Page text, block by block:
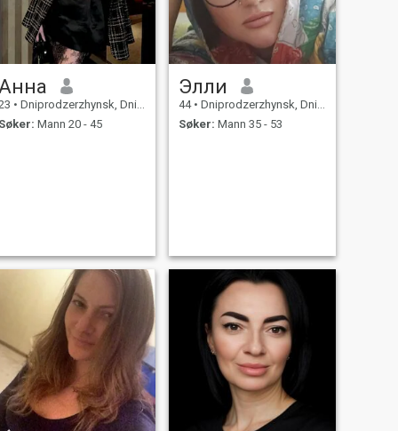
Анна
• Dniprodzerzhynsk, Dnipropetrovs'k, Ukraina
Søker: Mann 20 - 45
Элли
44 • Dniprodzerzhynsk, Dnipropetrovs'k, Ukraina
Søker: Mann 35 - 53